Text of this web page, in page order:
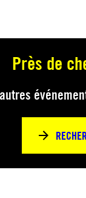
Près de